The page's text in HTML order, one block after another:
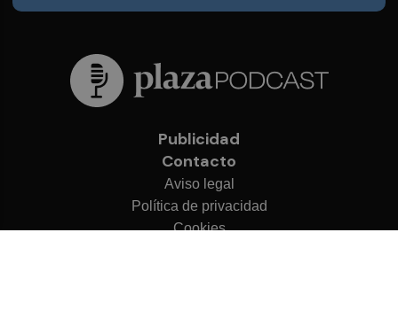
Publicidad
Contacto
Aviso legal
Política de privacidad
Cookies